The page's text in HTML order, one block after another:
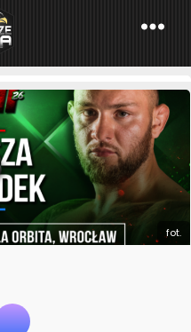
»FEN»Dusza z
FEN 26!
fot.